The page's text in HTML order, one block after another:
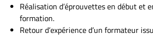
Réalisation d’éprouvettes en début et
formation.
Retour d’expérience d’un formateur